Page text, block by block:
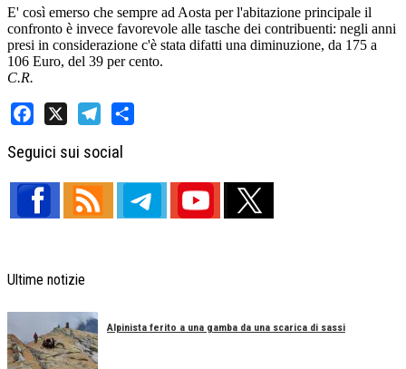
E' così emerso che sempre ad Aosta per l'abitazione principale il
confronto è invece favorevole alle tasche dei contribuenti: negli anni
presi in considerazione c'è stata difatti una diminuzione, da 175 a
106 Euro, del 39 per cento.
C.R.
Seguici sui social
Ultime notizie
Alpinista ferito a una gamba da una scarica di sassi